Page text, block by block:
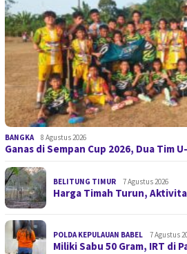
BANGKA 8 Agustus 2026
Ganas di Sempan Cup 2026, Dua Tim
BELITUNG TIMUR 7 Agustus 2026
Harga Timah Turun,
POLDA KEPULAUAN BABEL 7 Agustus
Miliki Sabu 50 Gram, IRT di